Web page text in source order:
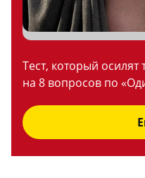
Тест, который осилят
на 8 вопросов по